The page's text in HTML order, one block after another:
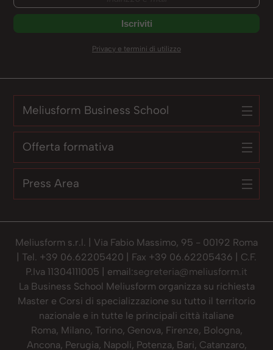
Privacy e termini di utilizzo
Meliusform Business School
Offerta formativa
Press Area
Meliusform s.r.l. | Via Fabio Massimo, 95 - 00192 Roma
| Tel. +39 06.62205420 | Fax +39 06.62205436 | C.F.
P.Iva 11304111005 | email:segreteria@meliusform.it
La Business School Meliusform organizza su richiesta
Master e Corsi di specializzazione su tutto il territorio
nazionale e in tutte le principali città italiane
Roma, Milano, Torino, Genova, Firenze, Bologna,
Ancona, Perugia, Napoli, Potenza, Bari, Catanzaro,